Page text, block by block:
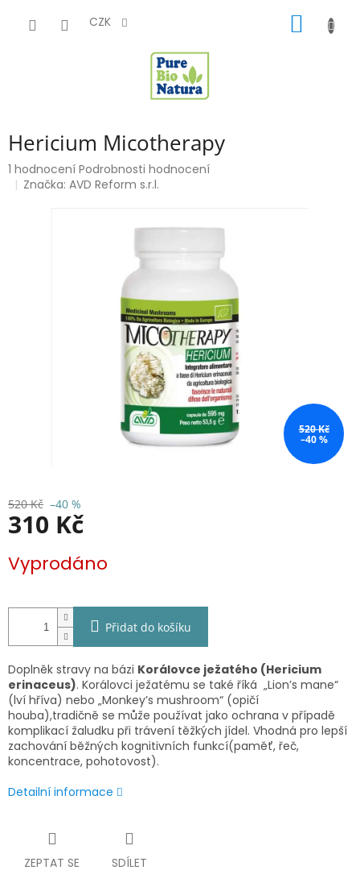
CZK
Hericium Micotherapy
Průměrné
hodnocení
1 hodnocení Podrobnosti hodnocení
Značka:AVD Reform s.r.l.
520 Kč
–40 %
520 Kč –40 %
310 Kč
cena:
Vyprodáno
Přidat do košíku
Doplněk stravy na bázi Korálovce ježatého (Hericium
erinaceus). Korálovci ježatému se také říká „Lion’s mane“
(lví hříva) nebo „Monkey’s mushroom“ (opičí
houba),tradičně se může používat jako ochrana v případě
komplikací žaludku při trávení těžkých jídel. Vhodná pro lepší
zachování běžných kognitivních funkcí(paměť, řeč,
koncentrace, pohotovost).
Detailní informace
ZEPTAT SE SDÍLET